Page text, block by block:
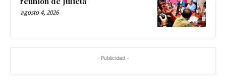
agosto 4, 2026
- Publicidad -